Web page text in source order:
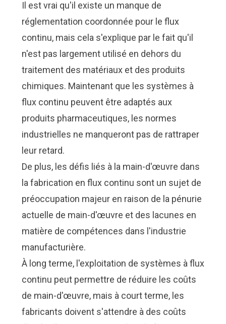
Il est vrai qu'il existe un manque de
réglementation coordonnée pour le flux
continu, mais cela s'explique par le fait qu'il
n'est pas largement utilisé en dehors du
traitement des matériaux et des produits
chimiques. Maintenant que les systèmes à
flux continu peuvent être adaptés aux
produits pharmaceutiques, les normes
industrielles ne manqueront pas de rattraper
leur retard.
De plus, les défis liés à la main-d'œuvre dans
la fabrication en flux continu sont un sujet de
préoccupation majeur en raison de la pénurie
actuelle de main-d'œuvre et des lacunes en
matière de compétences dans l'industrie
manufacturière.
À long terme, l'exploitation de systèmes à flux
continu peut permettre de réduire les coûts
de main-d'œuvre, mais à court terme, les
fabricants doivent s'attendre à des coûts